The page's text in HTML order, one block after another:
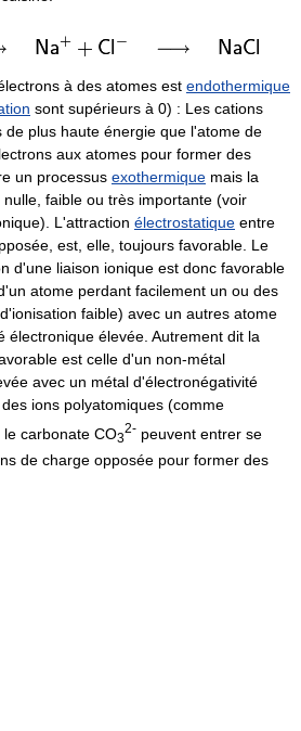
à des atomes est endothermique
sont supérieurs à 0) : Les cations
de plus haute énergie que l'atome de
aux atomes pour former des
un processus exothermique mais la
faible ou très importante (voir
L'attraction électrostatique entre
est, elle, toujours favorable. Le
d'une liaison ionique est donc favorable
atome perdant facilement un ou des
faible) avec un autres atome
électronique élevée. Autrement dit la
est celle d'un non-métal
avec un métal d'électronégativité
ions polyatomiques (comme
le carbonate CO3
2- peuvent entrer se
de charge opposée pour former des